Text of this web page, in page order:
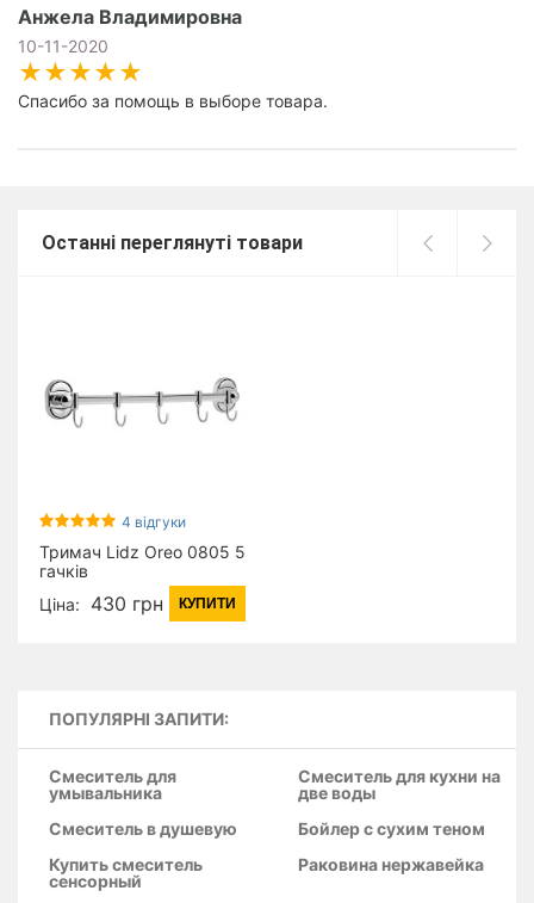
Анжела Владимировна
10-11-2020
Спасибо за помощь в выборе товара.
Останні переглянуті товари
4 відгуки
Тримач Lidz Oreo 0805 5
гачків
LDORE0805CRM22176
Chrome
Ціна: 430 грн КУПИТИ
ПОПУЛЯРНІ ЗАПИТИ:
Смеситель для
умывальника
Смеситель для кухни на
две воды
Смеситель в душевую
Бойлер с сухим теном
Купить смеситель
сенсорный
Раковина нержавейка